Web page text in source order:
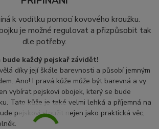
k vodítku pomocíkovového kroužku.
je možné regulovat a přizpůsobit tak
dle potřeby.
každý pejskař závidět!
díky její škále barevnosti a působí jemným
Ano! I pravá kůže může být barevná a vy
vybírat pejskovi obojek, který se bude
Tato kůže je také velmi lehká a příjemná na
pejskovi sloužit nejen jako praktická věc,